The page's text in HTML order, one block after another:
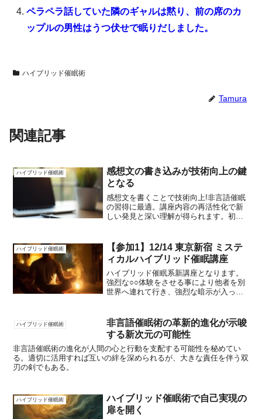
ペラペラ話していた隣のギャルは黙り、前の席のカ
ップルの男性はうつ伏せで眠りだしました。
ハイブリッド催眠術
Tamura
関連記事
ハイブリッド催眠術
感想文の書き込みが技術向上の鍵
となる
感想文を書くことで技術向上!非言語催眠
の習得に最適。講座内容の再活性化で新
しい発見と深い理解が得られます。初心
ハイブリッド催眠術
【参加1】12/14 東京新宿 ミステ
ィカルハイブリッド催眠講座
ハイブリッド催眠系新講座となります。
強烈な○○体験をさせる事により他者を別
世界へ連れて行き、強烈な暗示が入って
通りの人生を設計する事も可能。身体
の、ある部分が開発さ...
ハイブリッド催眠術
非言語催眠術の革新的進化が示唆
する新次元の可能性
非言語催眠術の進化が人間の心と行動を支配する可能性を秘めてい
る。適切に活用すれば互いの絆を深められるが、大きな責任を伴う双
刃の剣でもある。
ハイブリッド催眠術
ハイブリッド催眠術で自己実現の
扉を開く